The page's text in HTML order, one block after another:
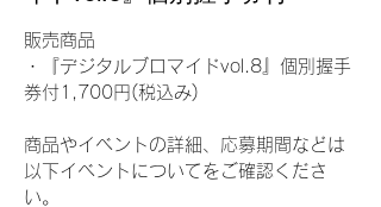
販売商品
・『デジタルブロマイドvol.8』個別握手
券付1,700円(税込み)
商品やイベントの詳細、応募期間などは
以下イベントについてをご確認くださ
い。